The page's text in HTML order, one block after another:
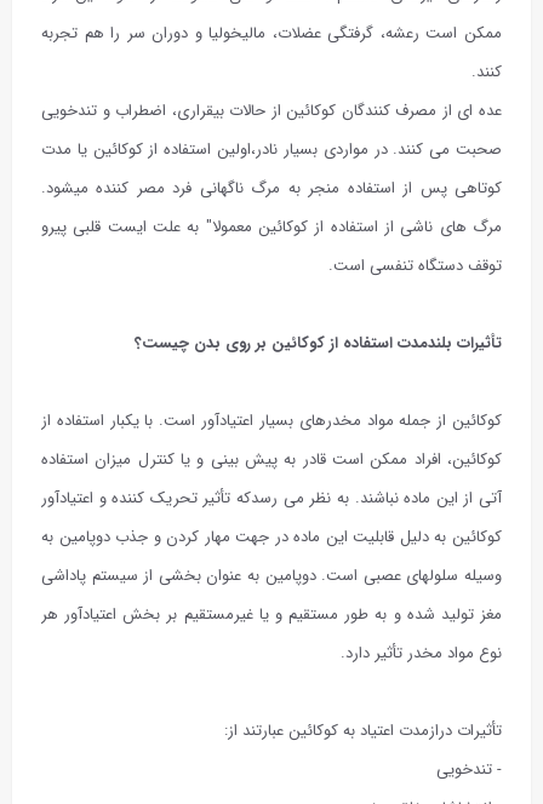
ممکن است رعشه، گرفتگی عضلات، مالیخولیا و دوران سر را هم تجربه
کنند.
عده ای از مصرف کنندگان کوکائین از حالات بیقراری، اضطراب و تندخویی
صحبت می کنند. در مواردی بسیار نادر،اولین استفاده از کوکائین یا مدت
کوتاهی پس از استفاده منجر به مرگ ناگهانی فرد مصر کننده میشود.
مرگ های ناشی از استفاده از کوکائین معمولا" به علت ایست قلبی پیرو
توقف دستگاه تنفسی است.
تأثیرات بلندمدت استفاده از کوکائین بر روی بدن چیست؟
کوکائین از جمله مواد مخدرهای بسیار اعتیادآور است. با یکبار استفاده از
کوکائین، افراد ممکن است قادر به پیش بینی و یا کنترل میزان استفاده
آتی از این ماده نباشند. به نظر می رسدکه تأثیر تحریک کننده و اعتیادآور
کوکائین به دلیل قابلیت این ماده در جهت مهار کردن و جذب دوپامین به
وسیله سلولهای عصبی است. دوپامین به عنوان بخشی از سیستم پاداشی
مغز تولید شده و به طور مستقیم و یا غیرمستقیم بر بخش اعتیادآور هر
نوع مواد مخدر تأثیر دارد.
تأثیرات درازمدت اعتیاد به کوکائین عبارتند از:
- تندخویی